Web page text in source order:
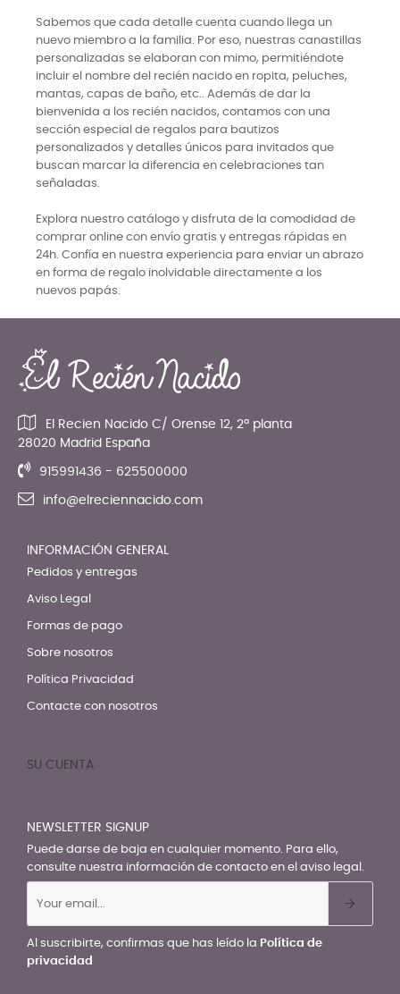
Sabemos que cada detalle cuenta cuando llega un
nuevo miembro a la familia. Por eso, nuestras canastillas
personalizadas se elaboran con mimo, permitiéndote
incluir el nombre del recién nacido en ropita, peluches,
mantas, capas de baño, etc.. Además de dar la
bienvenida a los recién nacidos, contamos con una
sección especial de regalos para bautizos
personalizados y detalles únicos para invitados que
buscan marcar la diferencia en celebraciones tan
señaladas.
Explora nuestro catálogo y disfruta de la comodidad de
comprar online con envío gratis y entregas rápidas en
24h. Confía en nuestra experiencia para enviar un abrazo
en forma de regalo inolvidable directamente a los
nuevos papás.
El Recien Nacido C/ Orense 12, 2ª planta
28020 Madrid España
915991436 - 625500000
info@elreciennacido.com
INFORMACIÓN GENERAL
Pedidos y entregas
Aviso Legal
Formas de pago
Sobre nosotros
Política Privacidad
Contacte con nosotros
SU CUENTA
NEWSLETTER SIGNUP
Puede darse de baja en cualquier momento. Para ello,
consulte nuestra información de contacto en el aviso legal.
Al suscribirte, confirmas que has leído la Política de
privacidad